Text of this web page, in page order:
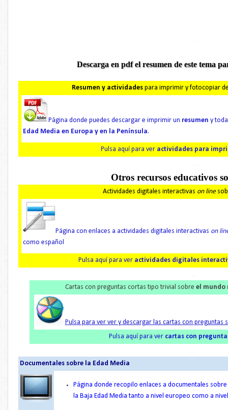
Descarga en pdf el resumen de este tema
Resumen y actividadespara imprimir y fotocopiar
Página donde puedes descargar e imprimir un resumen y
Edad Media en Europa y en la Península.
Pulsa aquí para ver actividades para
Otros recursos educativos
Actividades digitales interactivas on line
Página con enlaces a actividades digitales interactivas on
como español
Pulsa aquí para ver actividades digitales
Cartas con preguntas cortas tipo trivial sobre el mundo
Pulsa para ver ver y descargar las cartas con
Pulsa aquí para ver cartas con
Documentales sobre la Edad Media
Página donde recopilo enlaces a documentales
la Baja Edad Media tanto a nivel europeo como a